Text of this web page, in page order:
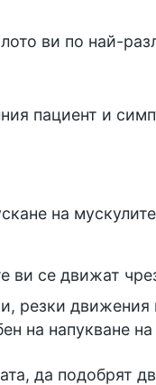
ви по най-
пациент и
на мускулите
ви се движат
резки
на напукване на
да подобрят